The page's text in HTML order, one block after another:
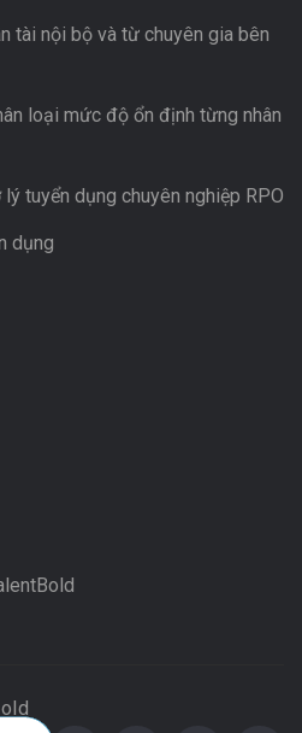
tài nội bộ và từ chuyên gia bên
loại mức độ ổn định từng nhân
tuyển dụng chuyên nghiệp RPO
dụng